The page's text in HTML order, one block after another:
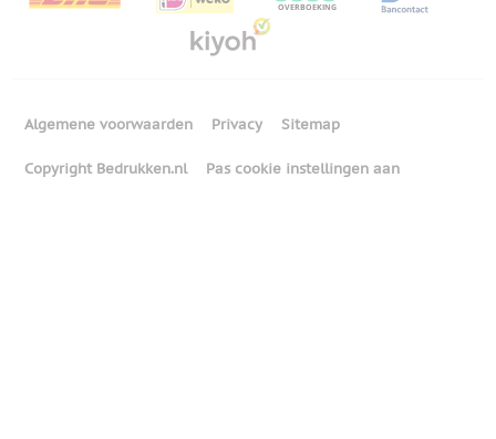
Algemene voorwaarden Privacy Sitemap
Copyright Bedrukken.nl Pas cookie instellingen aan